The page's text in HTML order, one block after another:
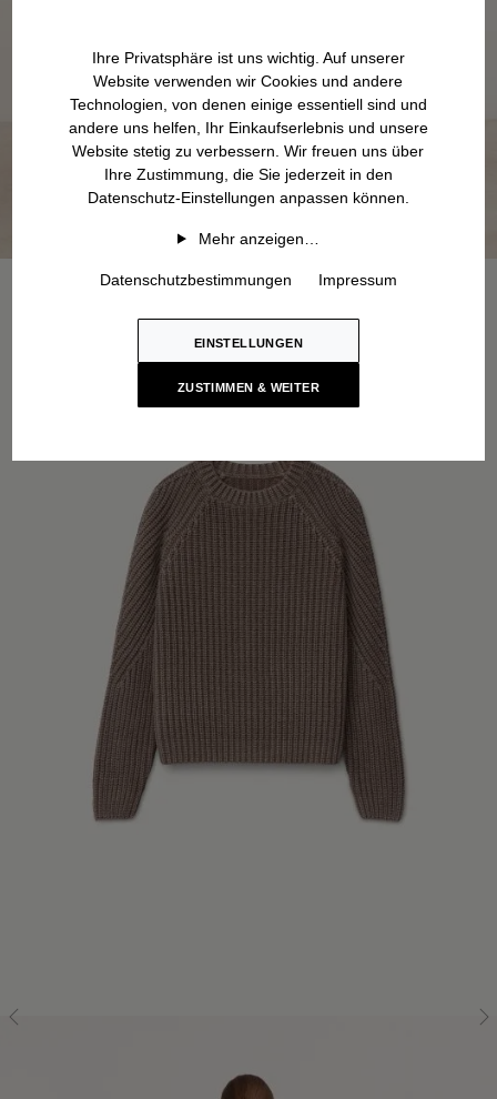
Ihre Privatsphäre ist uns wichtig. Auf unserer
Website verwenden wir Cookies und andere
Technologien, von denen einige essentiell sind und
andere uns helfen, Ihr Einkaufserlebnis und unsere
Website stetig zu verbessern. Wir freuen uns über
Ihre Zustimmung, die Sie jederzeit in den
Datenschutz-Einstellungen anpassen können.
Mehr anzeigen…
Datenschutzbestimmungen Impressum
EINSTELLUNGEN
ZUSTIMMEN & WEITER